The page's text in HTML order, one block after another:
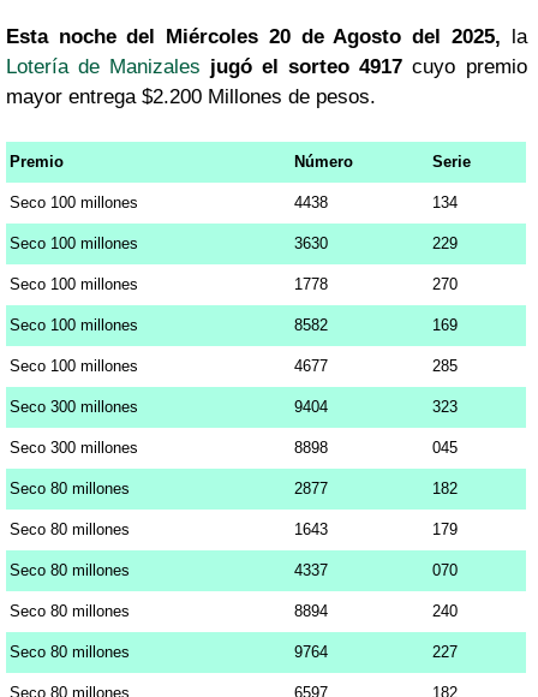
Esta noche del Miércoles 20 de Agosto del 2025, la
Lotería de Manizales jugó el sorteo 4917 cuyo premio
mayor entrega $2.200 Millones de pesos.
Premio Número Serie
Seco 100 millones 4438 134
Seco 100 millones 3630 229
Seco 100 millones 1778 270
Seco 100 millones 8582 169
Seco 100 millones 4677 285
Seco 300 millones 9404 323
Seco 300 millones 8898 045
Seco 80 millones 2877 182
Seco 80 millones 1643 179
Seco 80 millones 4337 070
Seco 80 millones 8894 240
Seco 80 millones 9764 227
Seco 80 millones 6597 182